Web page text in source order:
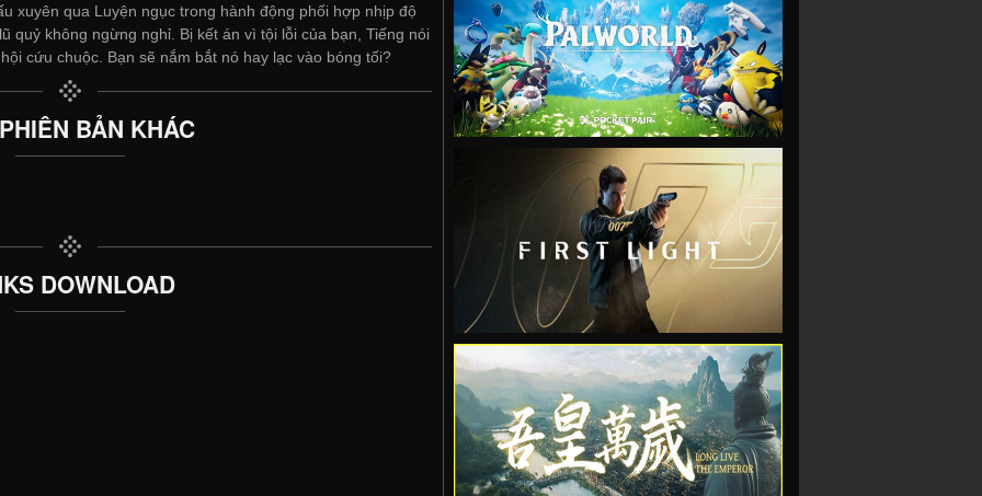
xuyên qua Luyện ngục trong hành động phối hợp nhịp độ
quỷ không ngừng nghỉ. Bị kết án vì tội lỗi của bạn, Tiếng nói
cứu chuộc. Bạn sẽ nắm bắt nó hay lạc vào bóng tối?
BẢN KHÁC
DOWNLOAD
VIEW
VIEW
VIEW